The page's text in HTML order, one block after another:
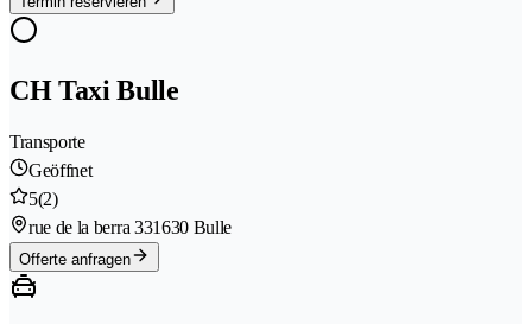
CH Taxi Bulle
Transporte
Geöffnet
5(2)
rue de la berra 331630 Bulle
Offerte anfragen